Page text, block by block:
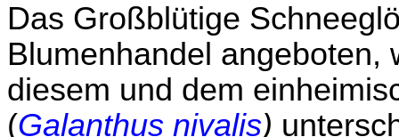
Das Großblütige
Blumenhandel angeboten,
diesem und dem
(Galanthus nivalis)